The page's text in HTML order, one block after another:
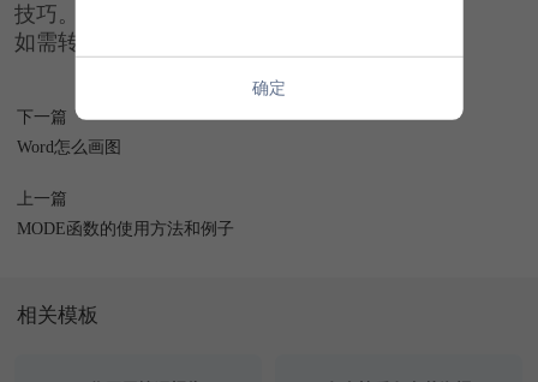
技巧。
如需转载请注明源网址：https://www.xqppt.com/
下一篇
Word怎么画图
上一篇
MODE函数的使用方法和例子
相关模板
确定